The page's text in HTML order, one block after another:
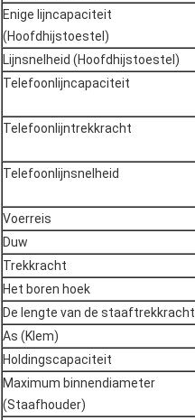
Enige lijncapaciteit
(Hoofdhijstoestel)
Lijnsnelheid (Hoofdhijstoestel)
Telefoonlijncapaciteit
Telefoonlijntrekkracht
Telefoonlijnsnelheid
Voerreis
Duw
Trekkracht
Het boren hoek
De lengte van de staaftrekkracht
As (Klem)
Holdingscapaciteit
Maximum binnendiameter
(Staafhouder)